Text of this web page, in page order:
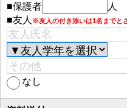
■保護者
人
■友人 ※友人の付き添いは1名までと
なし